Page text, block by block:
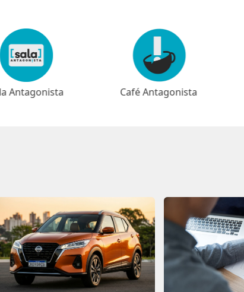
Antagonista Papo Antagonista